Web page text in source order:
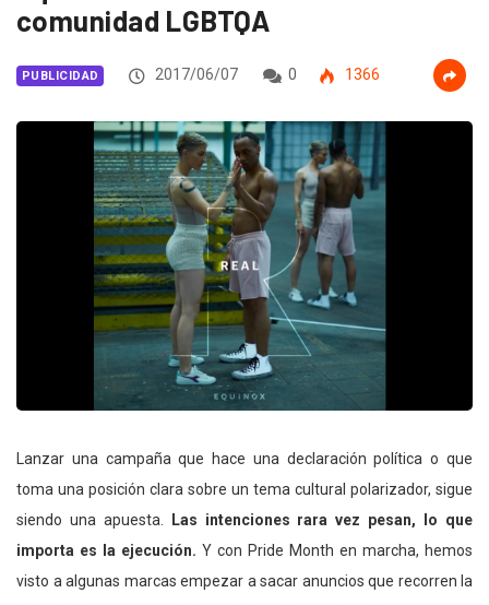
comunidad LGBTQA
PUBLICIDAD 2017/06/07 0 1366
Lanzar una campaña que hace una declaración política o que
toma una posición clara sobre un tema cultural polarizador, sigue
siendo una apuesta.
Las intenciones rara vez pesan, lo que
importa es la ejecución. Y con Pride Month en marcha, hemos
visto a algunas marcas empezar a sacar anuncios que recorren la